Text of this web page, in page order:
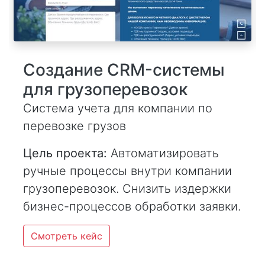
Создание CRM-системы
для грузоперевозок
Система учета для компании по
перевозке грузов
Цель проекта: Автоматизировать
ручные процессы внутри компании
грузоперевозок. Снизить издержки
бизнес-процессов обработки заявки.
Смотреть кейс